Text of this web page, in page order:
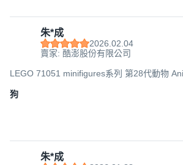
朱*成
2026.02.04
賣家: 酷澎股份有限公司
LEGO 71051 minifigures系列 第28代動物
狗
朱*成